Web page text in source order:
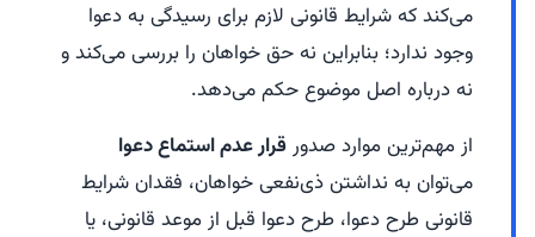
می‌کند که شرایط قانونی لازم برای رسیدگی به دعوا
وجود ندارد؛ بنابراین نه حق خواهان را بررسی می‌کند و
نه درباره اصل موضوع حکم می‌دهد.
از مهم‌ترین موارد صدور قرار عدم استماع دعوا
می‌توان به نداشتن ذی‌نفعی خواهان، فقدان شرایط
قانونی طرح دعوا، طرح دعوا قبل از موعد قانونی، یا